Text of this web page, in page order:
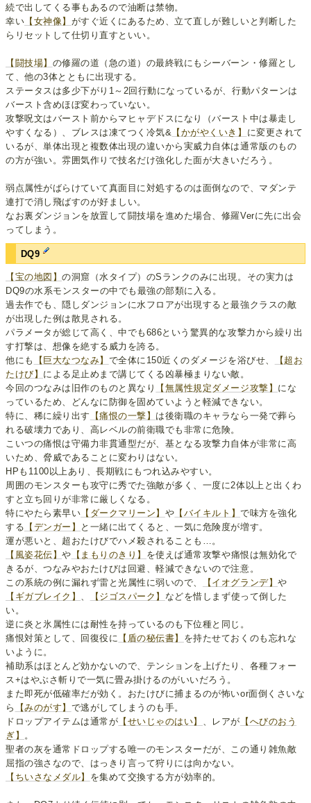
続で出してくる事もあるので油断は禁物。
幸い 【女神像】 がすぐ近くにあるため、立て直しが難しいと判断した
らリセットして仕切り直すといい。
【闘技場】 の修羅の道（急の道）の最終戦にもシーバーン・修羅とし
て、他の3体とともに出現する。
ステータスは多少下がり1～2回行動になっているが、行動パターンは
バースト含めほぼ変わっていない。
攻撃呪文はバースト前からマヒャデドスになり（バースト中は暴走し
やすくなる）、ブレスは凍てつく冷気& 【かがやくいき】 に変更されて
いるが、単体出現と複数体出現の違いから実威力自体は通常版のもの
の方が強い。雰囲気作りで技名だけ強化した面が大きいだろう。
弱点属性がばらけていて真面目に対処するのは面倒なので、マダンテ
連打で消し飛ばすのが好ましい。
なお裏ダンジョンを放置して闘技場を進めた場合、修羅Verに先に出会
ってしまう。
DQ9
【宝の地図】の洞窟（水タイプ）のSランクのみに出現。その実力は
DQ9の水系モンスターの中でも最強の部類に入る。
過去作でも、隠しダンジョンに水フロアが出現すると最強クラスの敵
が出現した例は散見される。
パラメータが総じて高く、中でも686という驚異的な攻撃力から繰り出
す打撃は、想像を絶する威力を誇る。
他にも
【巨大なつなみ】 で全体に150近くのダメージを浴びせ、
【超お
たけび】 による足止めまで講じてくる凶暴極まりない敵。
今回のつなみは旧作のものと異なり
【無属性規定ダメージ攻撃】 にな
っているため、どんなに防御を固めていようと軽減できない。
特に、稀に繰り出す
【痛恨の一撃】 は後衛職のキャラなら一発で葬ら
れる破壊力であり、高レベルの前衛職でも非常に危険。
こいつの痛恨は守備力非貫通型だが、基となる攻撃力自体が非常に高
いため、脅威であることに変わりはない。
HPも1100以上あり、長期戦にもつれ込みやすい。
周囲のモンスターも攻守に秀でた強敵が多く、一度に2体以上と出くわ
すと立ち回りが非常に厳しくなる。
特にやたら素早い 【ダークマリーン】 や 【バイキルト】で味方を強化
する 【デンガー】
と一緒に出てくると、一気に危険度が増す。
運が悪いと、超おたけびでハメ殺されることも…。
【風姿花伝】や 【まもりのきり】 を使えば通常攻撃や痛恨は無効化で
きるが、つなみやおたけびは回避、軽減できないので注意。
この系統の例に漏れず雷と光属性に弱いので、
【イオグランデ】や
【ギガブレイク】
【ジゴスパーク】 などを惜しまず使って倒した
い。
逆に炎と氷属性には耐性を持っているのも下位種と同じ。
痛恨対策として、回復役に
【盾の秘伝書】 を持たせておくのも忘れな
いように。
補助系はほとんど効かないので、テンションを上げたり、各種フォー
ス+はやぶさ斬りで一気に畳み掛けるのがいいだろう。
また即死が低確率だが効く。おたけびに捕まるのが怖いor面倒くさいな
ら
【みのがす】 で逃がしてしまうのも手。
ドロップアイテムは通常が 【せいじゃのはい】 、レアが 【へびのおう
ぎ】
。
聖者の灰を通常ドロップする唯一のモンスターだが、この通り雑魚敵
屈指の強さなので、はっきり言って狩りには向かない。
【ちいさなメダル】 を集めて交換する方が効率的。